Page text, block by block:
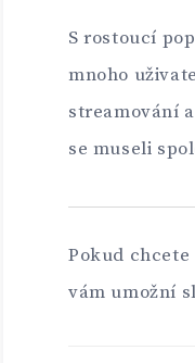
S rostoucí
mnoho
streamování
se museli
Pokud
vám umožní